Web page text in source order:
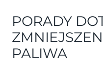
PORADY
PALIWA